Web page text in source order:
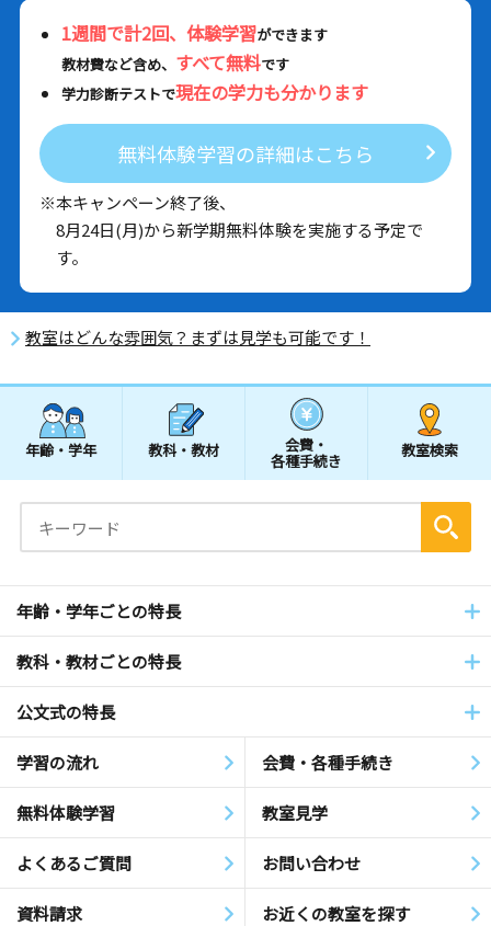
1週間で計2回、体験学習ができます
教材費など含め、 すべて無料です
学力診断テストで現在の学力も分かります
無料体験学習の詳細はこちら
※本キャンペーン終了後、
8月24日(月)から新学期無料体験を実施する予定で
す。
教室はどんな雰囲気？まずは見学も可能です！
年齢・学年 教科・教材 会費・
各種手続き
教室検索
年齢・学年ごとの特長
教科・教材ごとの特長
公文式の特長
学習の流れ 会費・各種手続き
無料体験学習 教室見学
よくあるご質問 お問い合わせ
資料請求 お近くの教室を探す